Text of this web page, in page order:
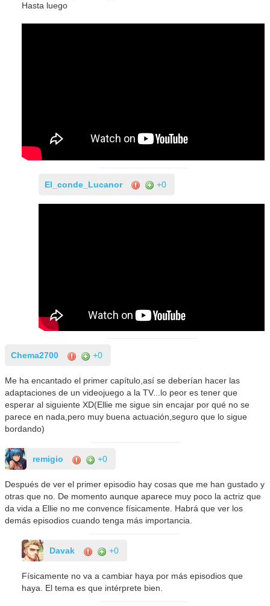
Hasta luego
El_conde_Lucanor +0
Chema2700 +0
Me ha encantado el primer capítulo,así se deberían hacer las
adaptaciones de un videojuego a la TV...lo peor es tener que
esperar al siguiente XD(Ellie me sigue sin encajar por qué no se
parece en nada,pero muy buena actuación,seguro que lo sigue
bordando)
remigio +0
Después de ver el primer episodio hay cosas que me han gustado y
otras que no. De momento aunque aparece muy poco la actriz que
da vida a Ellie no me convence físicamente. Habrá que ver los
demás episodios cuando tenga más importancia.
Davak +0
Físicamente no va a cambiar haya por más episodios que
haya. El tema es que intérprete bien.